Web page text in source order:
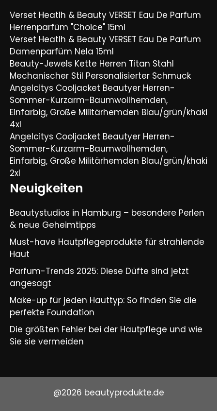
Verset Heatlh & Beauty VERSET Eau De Parfum
Herrenparfüm "Choice" 15ml
Verset Heatlh & Beauty VERSET Eau De Parfum
Damenparfüm Nela 15ml
Beauty-Jewels Kette Herren Titan Stahl
Mechanischer Stil Personalisierter Schmuck
Angelcitys Cooljacket Beautyer Herren-
Sommer-Kurzarm-Baumwollhemden,
Einfarbig, Große Militärhemden Blau/grün/khaki
4xl
Angelcitys Cooljacket Beautyer Herren-
Sommer-Kurzarm-Baumwollhemden,
Einfarbig, Große Militärhemden Blau/grün/khaki
2xl
Neuigkeiten
Beautystudios in Hamburg – besondere Perlen
& neue Geheimtipps
Must-have Hautpflegeprodukte für strahlende
Haut
Parfum-Trends 2025: Diese Düfte sind jetzt
angesagt
Make-up für jeden Hauttyp: So finden Sie die
perfekte Foundation
Die größten Fehler bei der Hautpflege und wie
Sie sie vermeiden
@2026 beautyprodukte.de